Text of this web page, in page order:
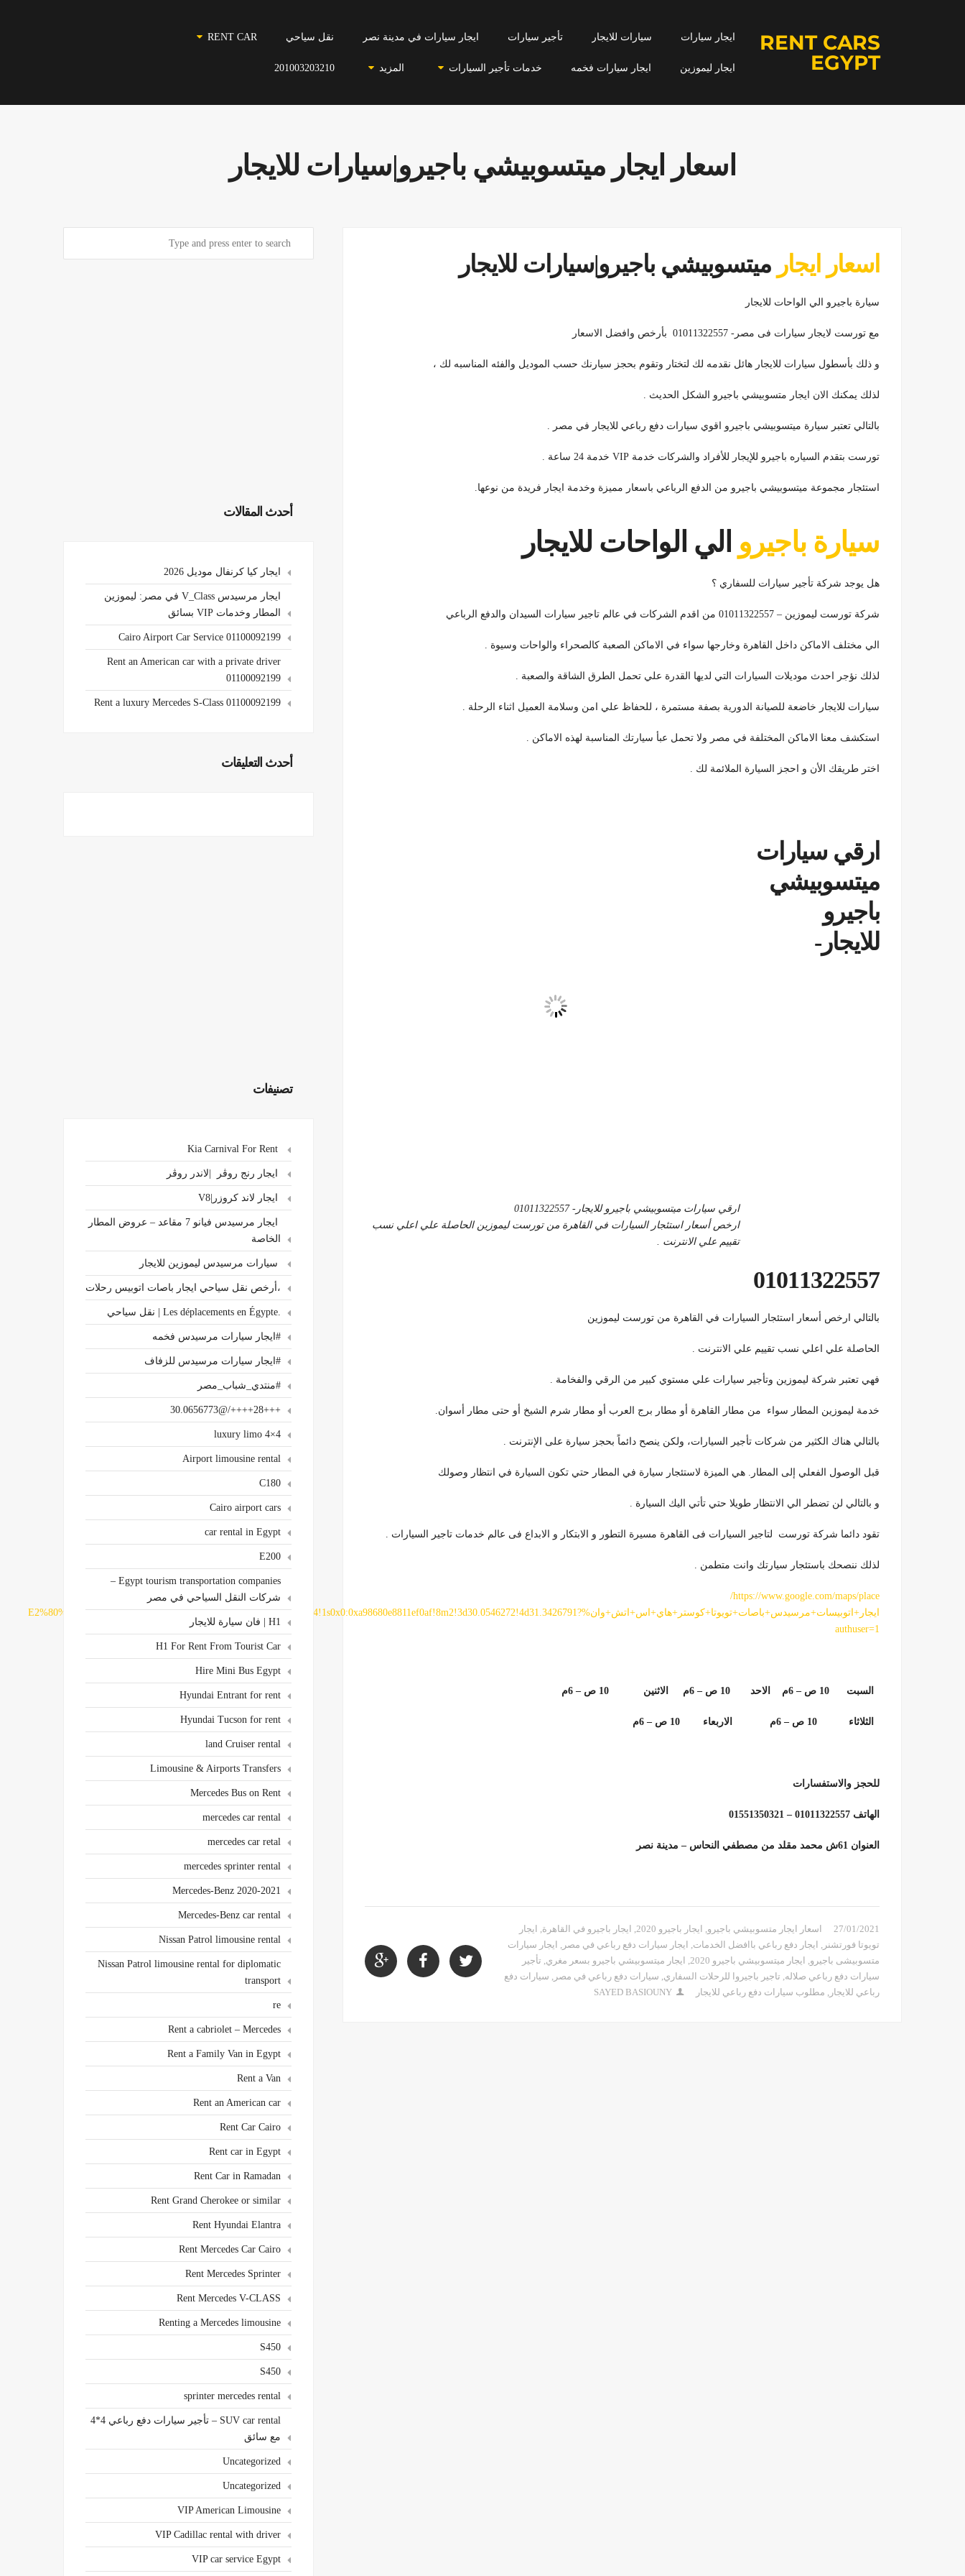
RENT CARS
EGYPT
ايجار سيارات سيارات للايجار تأجير سيارات ايجار سيارات في مدينة نصر نقل سياحي RENT CAR
ايجار ليموزين ايجار سيارات فخمه خدمات تأجير السيارات المزيد 201003203210
اسعار ايجار ميتسوبيشي باجيرو|سيارات للايجار
اسعار ايجار ميتسوبيشي باجيرو|سيارات للايجار
سيارة باجيرو الي الواحات للايجار
مع تورست لايجار سيارات فى مصر- 01011322557 بأرخص وافضل الاسعار
و ذلك بأسطول سيارات للايجار هائل نقدمه لك لتختار وتقوم بحجز سيارنك حسب الموديل والفئه المناسبه لك ،
لذلك يمكنك الان ايجار متسوبيشي باجيرو الشكل الحديث .
بالتالي تعتبر سيارة ميتسوبيشي باجيرو اقوي سيارات دفع رباعي للايجار في مصر .
تورست بتقدم السياره باجيرو للإيجار للأفراد والشركات خدمة VIP خدمة 24 ساعة .
استئجار مجموعة ميتسوبيشي باجيرو من الدفع الرباعي باسعار مميزة وخدمة ايجار فريدة من نوعها.
سيارة باجيرو الي الواحات للايجار
هل يوجد شركة تأجير سيارات للسفاري ؟
شركة تورست ليموزين – 01011322557 من اقدم الشركات في عالم تاجير سيارات السيدان والدفع الرباعي
الي مختلف الاماكن داخل القاهرة وخارجها سواء في الاماكن الصعبة كالصحراء والواحات وسيوة .
لذلك نؤجر احدث موديلات السيارات التي لديها القدرة علي تحمل الطرق الشاقة والصعبة .
سيارات للايجار خاضعة للصيانة الدورية بصفة مستمرة ، للحفاظ علي امن وسلامة العميل اثناء الرحلة .
استكشف معنا الاماكن المختلفة في مصر ولا تحمل عبأ سيارتك المناسبة لهذه الاماكن .
اختر طريقك الأن و احجز السيارة الملائمة لك .
ارقي سيارات ميتسوبيشي باجيرو للايجار- 01011322557
ارخص أسعار استئجار السيارات في القاهرة من تورست ليموزين الحاصلة علي اعلي نسب
تقييم علي الانترنت .
ارقي سيارات
ميتسوبيشي
باجيرو
للايجار-
01011322557
بالتالي ارخص أسعار استئجار السيارات في القاهرة من تورست ليموزين
الحاصلة علي اعلي نسب تقييم علي الانترنت .
فهي تعتبر شركة ليموزين وتأجير سيارات علي مستوي كبير من الرقي والفخامة .
خدمة ليموزين المطار سواء من مطار القاهرة أو مطار برج العرب أو مطار شرم الشيخ أو حتى مطار أسوان.
بالتالي هناك الكثير من شركات تأجير السيارات، ولكن ينصح دائماً بحجز سيارة على الإنترنت .
قبل الوصول الفعلي إلى المطار. هي الميزة لاستئجار سيارة في المطار حتي تكون السيارة في انتظار وصولك
و بالتالي لن تضطر الي الانتظار طويلا حتي تأتي اليك السيارة .
تقود دائما شركة تورست لتاجير السيارات فى القاهرة مسيرة التطور و الابتكار و الابداع فى عالم خدمات تاجير السيارات .
لذلك ننصحك باستئجار سيارتك وانت متطمن .
https://www.google.com/maps/place/
ايجار+اتوبيسات+مرسيدس+باصات+تويوتا+كوستر+هاي+اس+اتش+وان%E2%80%AD/@30.0546272,31.3448678,17z/data=!3m1!4b1!4m5!3m4!1s0x0:0xa98680e8811ef0af!8m2!3d30.0546272!4d31.3426791?
authuser=1
السبت 10 ص – 6م الاحد 10 ص – 6م الاثنين 10 ص – 6م
الثلاثاء 10 ص – 6م الاربعاء 10 ص – 6م
للحجز والاستفسارات
الهاتف 01011322557 – 01551350321
العنوان 61ش محمد مقلد من مصطفي النحاس – مدينة نصر
27/01/2021 اسعار ايجار متسوبيشي باجيرو, ايجار باجيرو 2020 , ايجار باجيرو في القاهرة, ايجار
تويوتا فورتشنر , ايجار دفع رباعي باافضل الخدمات, ايجار سيارات دفع رباعي في مصر , ايجار سيارات
متسوبيشى باجيرو, ايجار ميتسوبيشي باجيرو 2020 , ايجار ميتسوبيشي باجيرو بسعر مغري, تأجير
سيارات دفع رباعي صلاله, تاجير باجيروا للرحلات السفاري, سيارات دفع رباعي في مصر , سيارات دفع
رباعي للايجار , مطلوب سيارات دفع رباعي للايجار SAYED BASIOUNY
أحدث المقالات
ايجار كيا كرنفال موديل 2026
ايجار مرسيدس V_Class في مصر: ليموزين
المطار وخدمات VIP بسائق
Cairo Airport Car Service 01100092199
Rent an American car with a private driver
01100092199
Rent a luxury Mercedes S-Class 01100092199
أحدث التعليقات
تصنيفات
ايجار رنج روڤر |لاندر روڤر
ايجار لاند كروزر|V8
ايجار مرسيدس فيانو 7 مقاعد – عروض المطار
الخاصة
سيارات مرسيدس ليموزين للايجار
،أرخص نقل سياحي ايجار باصات اتوبيس رحلات
.Les déplacements en Égypte | نقل سياحي
#ايجار سيارات مرسيدس فخمه
#ايجار سيارات مرسيدس للزفاف
#منتدي_شباب_مصر
+++28++++/@30.0656773
4×4 luxury limo
Airport limousine rental
C180
Cairo airport cars
car rental in Egypt
E200
Egypt tourism transportation companies –
شركات النقل السياحي في مصر
H1 | فان سيارة للايجار
H1 For Rent From Tourist Car
Hire Mini Bus Egypt
Hyundai Entrant for rent
Hyundai Tucson for rent
land Cruiser rental
Limousine & Airports Transfers
Mercedes Bus on Rent
mercedes car rental
mercedes car retal
mercedes sprinter rental
Mercedes-Benz 2020-2021
Mercedes-Benz car rental
Nissan Patrol limousine rental
Nissan Patrol limousine rental for diplomatic
transport
re
Rent a cabriolet – Mercedes
Rent a Family Van in Egypt
Rent a Van
Rent an American car
Rent Car Cairo
Rent car in Egypt
Rent Car in Ramadan
Rent Grand Cherokee or similar
Rent Hyundai Elantra
Rent Mercedes Car Cairo
Rent Mercedes Sprinter
Rent Mercedes V-CLASS
Renting a Mercedes limousine
S450
S450
sprinter mercedes rental
SUV car rental – تأجير سيارات دفع رباعي 4*4
مع سائق
Uncategorized
Uncategorized
VIP American Limousine
VIP Cadillac rental with driver
VIP car service Egypt